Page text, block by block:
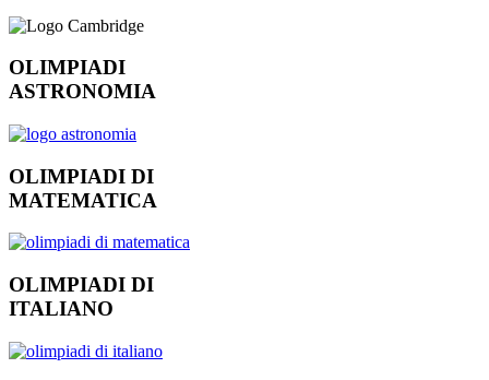
OLIMPIADI
ASTRONOMIA
OLIMPIADI DI
MATEMATICA
OLIMPIADI DI
ITALIANO